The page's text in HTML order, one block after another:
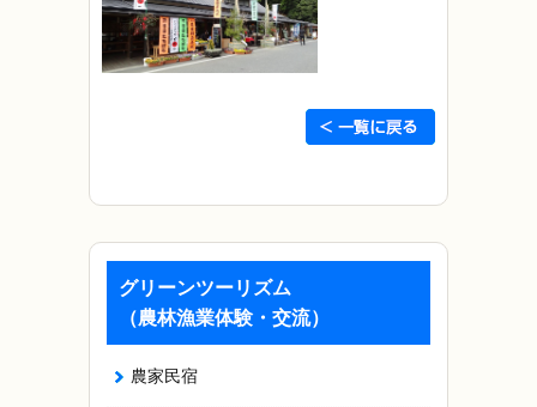
グリーンツーリズム
（農林漁業体験・交流）
農家民宿